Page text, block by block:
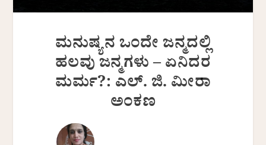
ಮನುಷ್ಯನ ಒಂದೇ ಜನ್ಮದಲ್ಲಿ
ಹಲವು ಜನ್ಮಗಳು – ಏನಿದರ
ಮರ್ಮ?: ಎಲ್. ಜಿ. ಮೀರಾ
ಅಂಕಣ